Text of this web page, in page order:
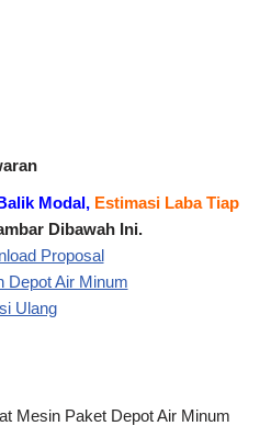
Modal, Estimasi Laba Tiap
Dibawah Ini.
Mesin Paket Depot Air Minum